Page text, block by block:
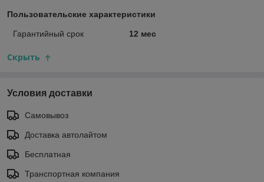
Пользовательские характеристики
Гарантийный срок 12 мес
Скрыть
Условия доставки
Самовывоз
Доставка автолайтом
Бесплатная
Транспортная компания